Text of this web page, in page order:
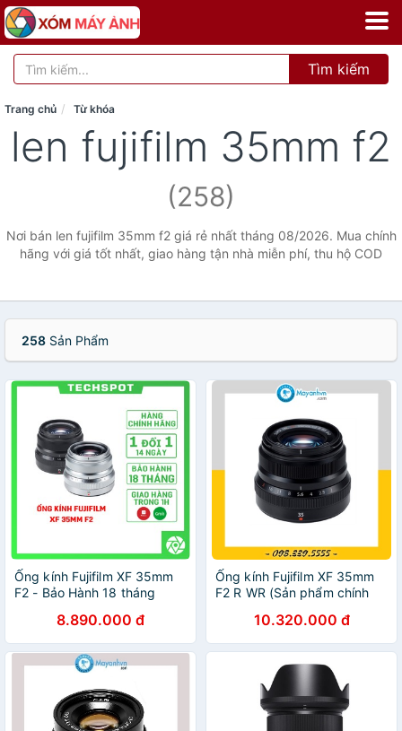
Tìm kiếm
Trang chủ Từ khóa
len fujifilm 35mm f2
(258)
Nơi bán len fujifilm 35mm f2 giá rẻ nhất tháng 08/2026. Mua chính
hãng với giá tốt nhất, giao hàng tận nhà miễn phí, thu hộ COD
258 Sản Phẩm
Ống kính Fujifilm XF 35mm
F2 - Bảo Hành 18 tháng
8.890.000 đ
Ống kính Fujifilm XF 35mm
F2 R WR (Sản phẩm chính
10.320.000 đ